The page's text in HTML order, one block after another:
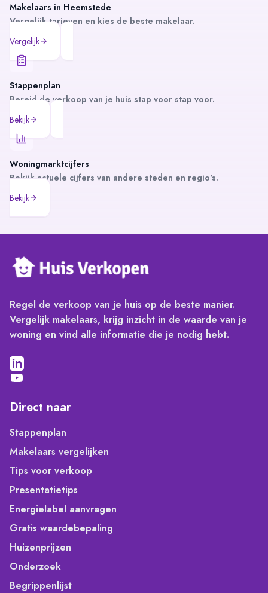
Makelaars in Heemstede
Vergelijk tarieven en kies de beste makelaar.
Vergelijk
Stappenplan
Bereid de verkoop van je huis stap voor stap voor.
Bekijk
Woningmarktcijfers
Bekijk actuele cijfers van andere steden en regio's.
Bekijk
Regel de verkoop van je huis op de beste manier.
Vergelijk makelaars, krijg inzicht in de waarde van je
woning en vind alle informatie die je nodig hebt.
Direct naar
Stappenplan
Makelaars vergelijken
Tips voor verkoop
Presentatietips
Energielabel aanvragen
Gratis waardebepaling
Huizenprijzen
Onderzoek
Begrippenlijst